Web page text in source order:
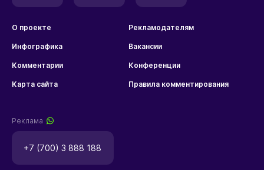
О проекте Рекламодателям
Инфографика Вакансии
Комментарии Конференции
Карта сайта Правила комментирования
Реклама
+7 (700) 3 888 188